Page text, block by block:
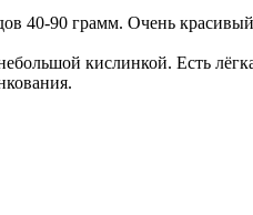
40-90 грамм. Очень
кислинкой. Есть